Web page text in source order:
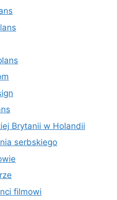
Brytanii w Holandii
serbskiego
filmowi